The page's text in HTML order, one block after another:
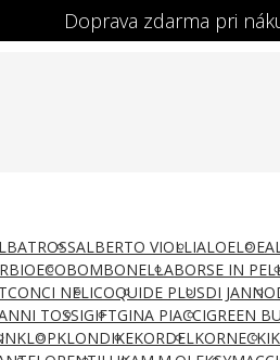
ALBERTO VIOLLIALOELOE
BIOECOBOMBONELLABORSE IN
CONCI NELICOQUIDE PLUSDI JANNO
TOSSIGIFTGINA PIACCIGREEN
KLOPKLONDIKEKORDELKORNECKI
Doprava zdarma pri